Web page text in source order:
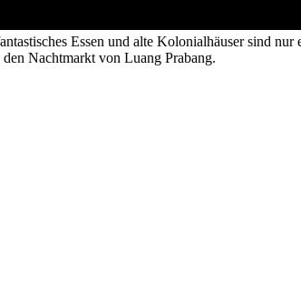
Essen und alte Kolonialhäuser sind
Nachtmarkt von Luang Prabang.